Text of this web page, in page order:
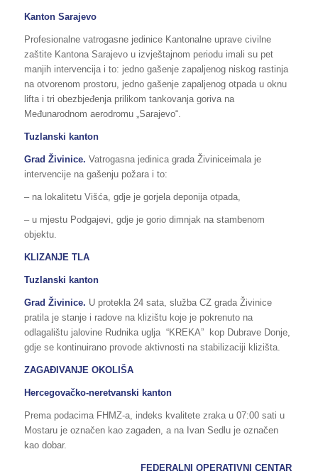
Kanton Sarajevo
Profesionalne vatrogasne jedinice Kantonalne uprave civilne
zaštite Kantona Sarajevo u izvještajnom periodu imali su pet
manjih intervencija i to: jedno gašenje zapaljenog niskog rastinja
na otvorenom prostoru, jedno gašenje zapaljenog otpada u oknu
lifta i tri obezbjeđenja prilikom tankovanja goriva na
Međunarodnom aerodromu „Sarajevo“.
Tuzlanski kanton
Grad Živinice. Vatrogasna jedinica grada Živiniceimala je
intervencije na gašenju požara i to:
– na lokalitetu Višća, gdje je gorjela deponija otpada,
– u mjestu Podgajevi, gdje je gorio dimnjak na stambenom
objektu.
KLIZANJE TLA
Tuzlanski kanton
Grad Živinice. U protekla 24 sata, služba CZ grada Živinice
pratila je stanje i radove na klizištu koje je pokrenuto na
odlagalištu jalovine Rudnika uglja “KREKA” kop Dubrave Donje,
gdje se kontinuirano provode aktivnosti na stabilizaciji klizišta.
ZAGAĐIVANJE OKOLIŠA
Hercegovačko-neretvanski kanton
Prema podacima FHMZ-a, indeks kvalitete zraka u 07:00 sati u
Mostaru je označen kao zagađen, a na Ivan Sedlu je označen
kao dobar.
FEDERALNI OPERATIVNI CENTAR